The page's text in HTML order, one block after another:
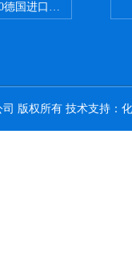
德国进口菲尼克斯继电器
版权所有 技术支持：